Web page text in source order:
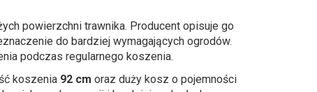
powierzchni trawnika. Producent opisuje go
do bardziej wymagających ogrodów.
podczas regularnego koszenia.
koszenia 92 cm oraz duży kosz o pojemności